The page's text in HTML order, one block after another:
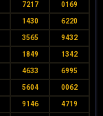
7217 0169
1430 6220
3565 9432
1849 1342
4633 6995
5604 0062
9146 4719